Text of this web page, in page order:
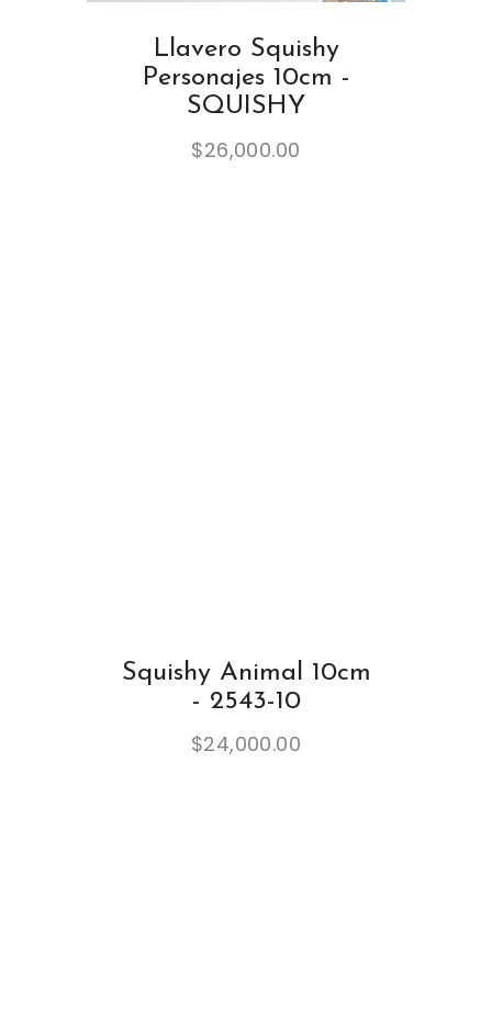
Llavero Squishy
Personajes 10cm -
SQUISHY
$26,000.00
Squishy Animal 10cm
- 2543-10
$24,000.00